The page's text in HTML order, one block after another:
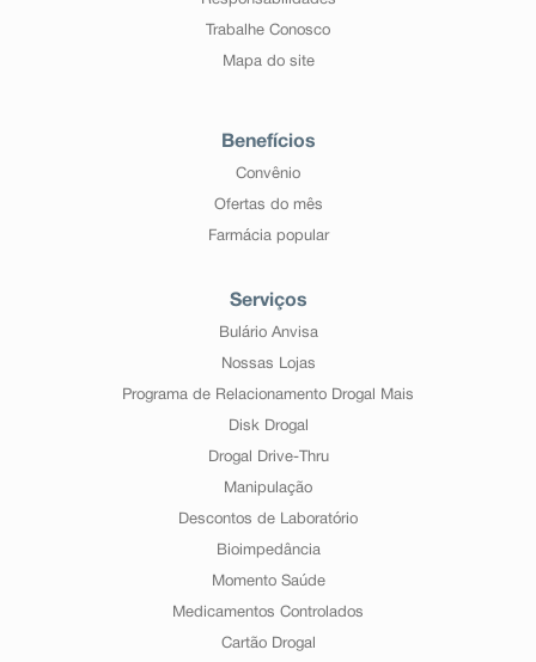
Trabalhe Conosco
Mapa do site
Benefícios
Convênio
Ofertas do mês
Farmácia popular
Serviços
Bulário Anvisa
Nossas Lojas
Programa de Relacionamento Drogal Mais
Disk Drogal
Drogal Drive-Thru
Manipulação
Descontos de Laboratório
Bioimpedância
Momento Saúde
Medicamentos Controlados
Cartão Drogal